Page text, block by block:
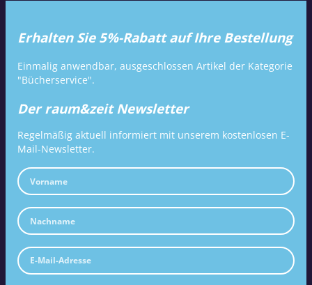
Erhalten Sie 5%-Rabatt auf Ihre Bestellung
Einmalig anwendbar, ausgeschlossen Artikel der Kategorie
"Bücherservice".
Der raum&zeit Newsletter
Regelmäßig aktuell informiert mit unserem kostenlosen E-
Mail-Newsletter.